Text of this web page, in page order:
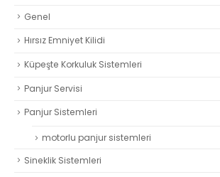
Genel
Hırsız Emniyet Kilidi
Küpeşte Korkuluk Sistemleri
Panjur Servisi
Panjur Sistemleri
motorlu panjur sistemleri
Sineklik Sistemleri